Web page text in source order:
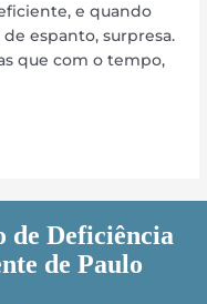
e quando
espanto, surpresa.
que com o tempo,
de Deficiência
de Paulo